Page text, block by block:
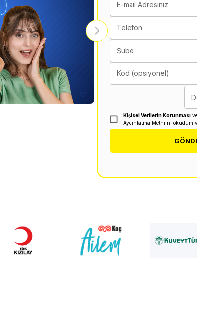
E-mail Adresiniz
Telefon
Şube
Kod (opsiyonel)
Kişisel Verilerin Korunması
Aydınlatma Metni'ni okudum